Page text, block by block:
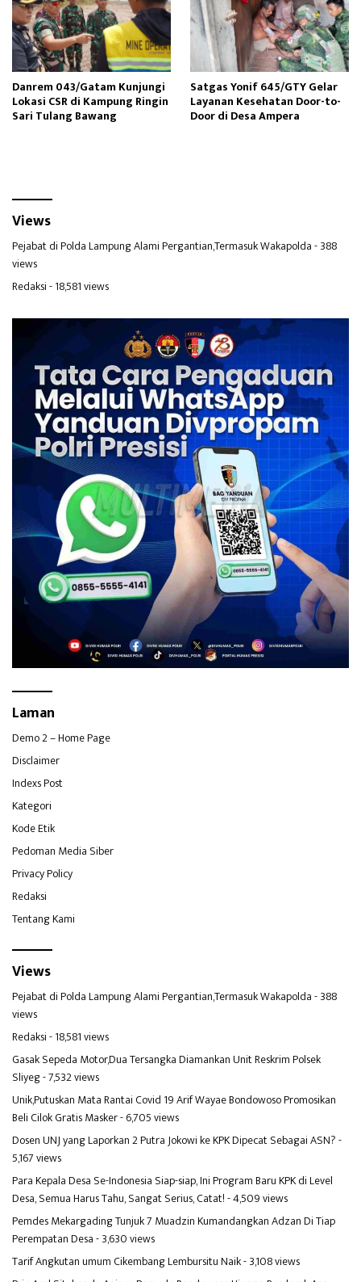
Danrem 043/Gatam Kunjungi
Lokasi CSR di Kampung Ringin
Sari Tulang Bawang
Satgas Yonif 645/GTY Gelar
Layanan Kesehatan Door-to-
Door di Desa Ampera
Views
Pejabat di Polda Lampung Alami Pergantian,Termasuk Wakapolda- 388
views
Redaksi- 18,581 views
Laman
Demo 2 – Home Page
Disclaimer
Indexs Post
Kategori
Kode Etik
Pedoman Media Siber
Privacy Policy
Redaksi
Tentang Kami
Views
Pejabat di Polda Lampung Alami Pergantian,Termasuk Wakapolda- 388
views
Redaksi- 18,581 views
Gasak Sepeda Motor,Dua Tersangka Diamankan Unit Reskrim Polsek
Sliyeg- 7,532 views
Unik,Putuskan Mata Rantai Covid 19 Arif Wayae Bondowoso Promosikan
Beli Cilok Gratis Masker- 6,705 views
Dosen UNJ yang Laporkan 2 Putra Jokowi ke KPK Dipecat Sebagai ASN?-
5,167 views
Para Kepala Desa Se-Indonesia Siap-siap, Ini Program Baru KPK di Level
Desa, Semua Harus Tahu, Sangat Serius, Catat!- 4,509 views
Pemdes Mekargading Tunjuk 7 Muadzin Kumandangkan Adzan Di Tiap
Perempatan Desa- 3,630 views
Tarif Angkutan umum Cikembang Lembursitu Naik- 3,108 views